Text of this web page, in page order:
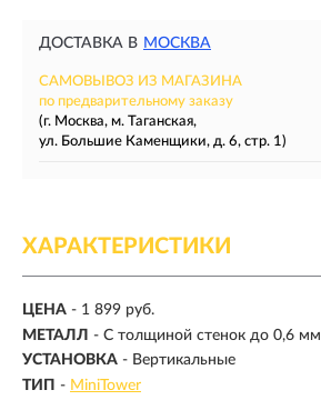
ДОСТАВКА В МОСКВА
САМОВЫВОЗ ИЗ МАГАЗИНА
по предварительному заказу
(г. Москва, м. Таганская,
ул. Большие Каменщики, д. 6, стр. 1)
ХАРАКТЕРИСТИКИ
ЦЕНА - 1 899 руб.
МЕТАЛЛ - С толщиной стенок до 0,6 мм
УСТАНОВКА - Вертикальные
ТИП - MiniTower